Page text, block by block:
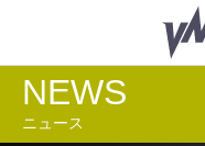
NEWS
ニュース